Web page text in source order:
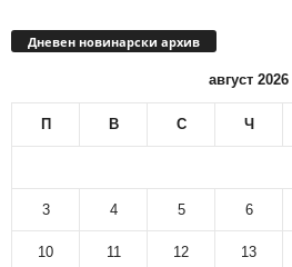
Дневен новинарски архив
август 2026
П В С Ч
3 4 5 6
10 11 12 13